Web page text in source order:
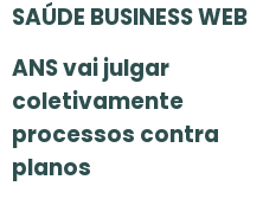
SAÚDE BUSINESS WEB
ANS vai julgar
coletivamente
processos contra
planos